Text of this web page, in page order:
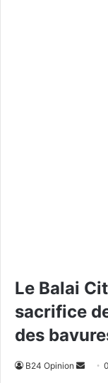
Le Balai
sacrifice
des
B24 Opinion